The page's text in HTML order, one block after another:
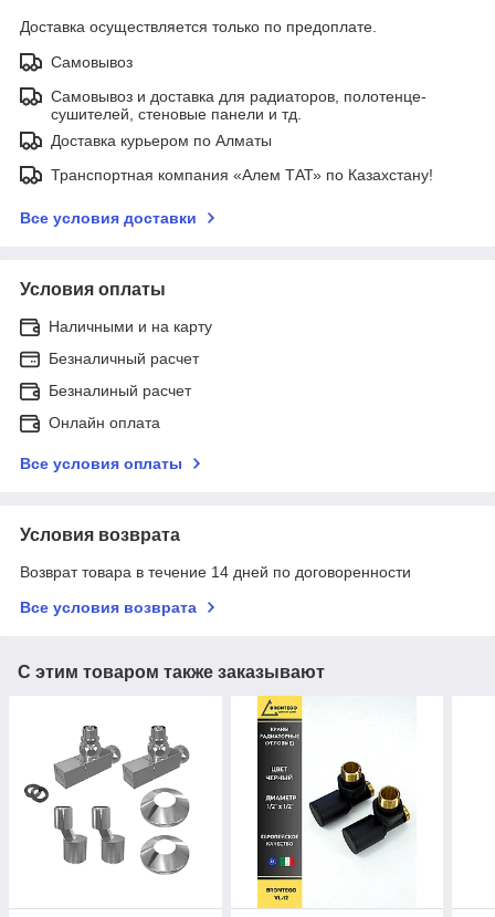
Доставка осуществляется только по предоплате.
Самовывоз
Самовывоз и доставка для радиаторов, полотенце-
сушителей, стеновые панели и тд.
Доставка курьером по Алматы
Транспортная компания «Алем ТАТ» по Казахстану!
Все условия доставки
Условия оплаты
Наличными и на карту
Безналичный расчет
Безналиный расчет
Онлайн оплата
Все условия оплаты
Условия возврата
Возврат товара в течение 14 дней по договоренности
Все условия возврата
С этим товаром также заказывают